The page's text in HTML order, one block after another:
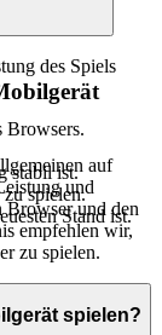
des Spiels
Browsers.
stabil ist.
spielen.
Stand ist.
auf
und
Browser und den
empfehlen wir,
zu spielen.
spielen?